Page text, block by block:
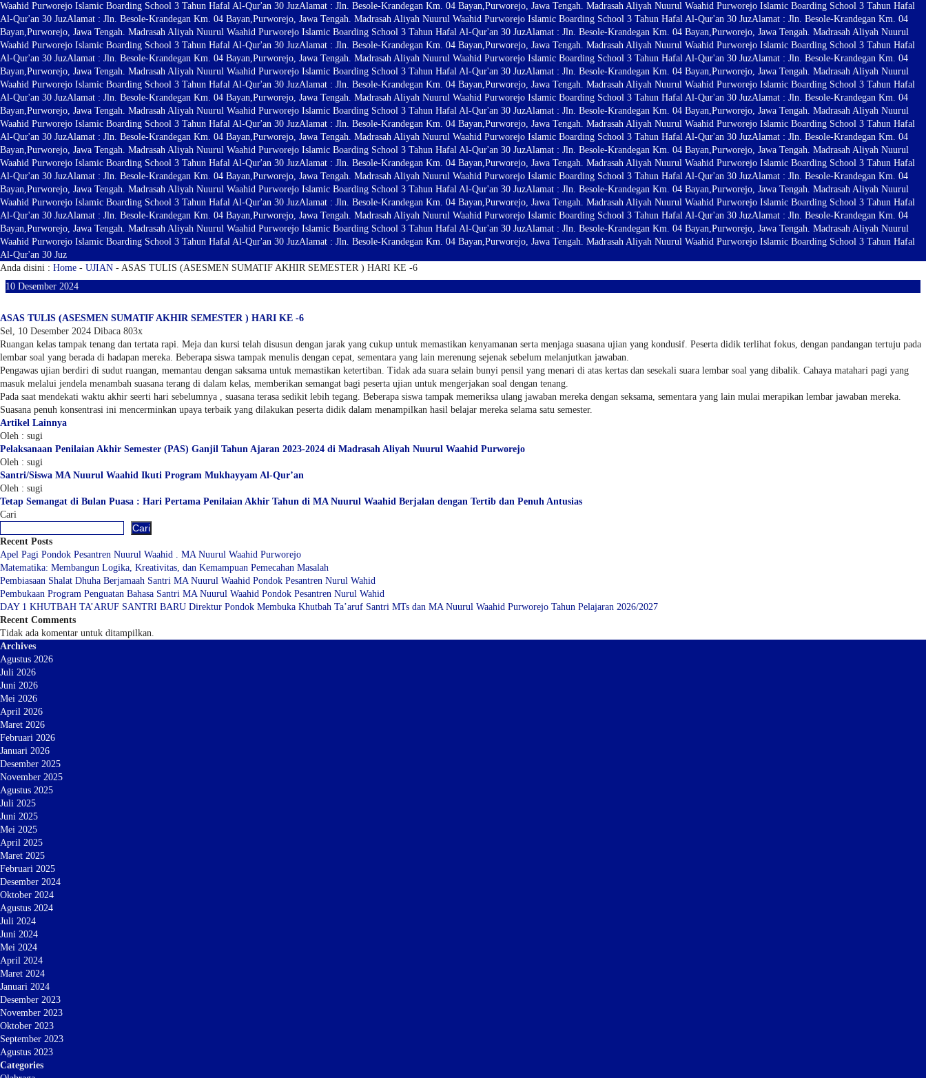
Waahid Purworejo Islamic Boarding School 3 Tahun Hafal Al-Qur'an 30 JuzAlamat : Jln. Besole-Krandegan Km. 04 Bayan,Purworejo, Jawa Tengah. Madrasah Aliyah Nuurul Waahid Purworejo Islamic Boarding School 3 Tahun Hafal
Al-Qur'an 30 JuzAlamat : Jln. Besole-Krandegan Km. 04 Bayan,Purworejo, Jawa Tengah. Madrasah Aliyah Nuurul Waahid Purworejo Islamic Boarding School 3 Tahun Hafal Al-Qur'an 30 JuzAlamat : Jln. Besole-Krandegan Km. 04
Bayan,Purworejo, Jawa Tengah. Madrasah Aliyah Nuurul Waahid Purworejo Islamic Boarding School 3 Tahun Hafal Al-Qur'an 30 JuzAlamat : Jln. Besole-Krandegan Km. 04 Bayan,Purworejo, Jawa Tengah. Madrasah Aliyah Nuurul
Waahid Purworejo Islamic Boarding School 3 Tahun Hafal Al-Qur'an 30 JuzAlamat : Jln. Besole-Krandegan Km. 04 Bayan,Purworejo, Jawa Tengah. Madrasah Aliyah Nuurul Waahid Purworejo Islamic Boarding School 3 Tahun Hafal
Al-Qur'an 30 JuzAlamat : Jln. Besole-Krandegan Km. 04 Bayan,Purworejo, Jawa Tengah. Madrasah Aliyah Nuurul Waahid Purworejo Islamic Boarding School 3 Tahun Hafal Al-Qur'an 30 JuzAlamat : Jln. Besole-Krandegan Km. 04
Bayan,Purworejo, Jawa Tengah. Madrasah Aliyah Nuurul Waahid Purworejo Islamic Boarding School 3 Tahun Hafal Al-Qur'an 30 JuzAlamat : Jln. Besole-Krandegan Km. 04 Bayan,Purworejo, Jawa Tengah. Madrasah Aliyah Nuurul
Waahid Purworejo Islamic Boarding School 3 Tahun Hafal Al-Qur'an 30 JuzAlamat : Jln. Besole-Krandegan Km. 04 Bayan,Purworejo, Jawa Tengah. Madrasah Aliyah Nuurul Waahid Purworejo Islamic Boarding School 3 Tahun Hafal
Al-Qur'an 30 JuzAlamat : Jln. Besole-Krandegan Km. 04 Bayan,Purworejo, Jawa Tengah. Madrasah Aliyah Nuurul Waahid Purworejo Islamic Boarding School 3 Tahun Hafal Al-Qur'an 30 JuzAlamat : Jln. Besole-Krandegan Km. 04
Bayan,Purworejo, Jawa Tengah. Madrasah Aliyah Nuurul Waahid Purworejo Islamic Boarding School 3 Tahun Hafal Al-Qur'an 30 JuzAlamat : Jln. Besole-Krandegan Km. 04 Bayan,Purworejo, Jawa Tengah. Madrasah Aliyah Nuurul
Waahid Purworejo Islamic Boarding School 3 Tahun Hafal Al-Qur'an 30 JuzAlamat : Jln. Besole-Krandegan Km. 04 Bayan,Purworejo, Jawa Tengah. Madrasah Aliyah Nuurul Waahid Purworejo Islamic Boarding School 3 Tahun Hafal
Al-Qur'an 30 JuzAlamat : Jln. Besole-Krandegan Km. 04 Bayan,Purworejo, Jawa Tengah. Madrasah Aliyah Nuurul Waahid Purworejo Islamic Boarding School 3 Tahun Hafal Al-Qur'an 30 JuzAlamat : Jln. Besole-Krandegan Km. 04
Bayan,Purworejo, Jawa Tengah. Madrasah Aliyah Nuurul Waahid Purworejo Islamic Boarding School 3 Tahun Hafal Al-Qur'an 30 JuzAlamat : Jln. Besole-Krandegan Km. 04 Bayan,Purworejo, Jawa Tengah. Madrasah Aliyah Nuurul
Waahid Purworejo Islamic Boarding School 3 Tahun Hafal Al-Qur'an 30 JuzAlamat : Jln. Besole-Krandegan Km. 04 Bayan,Purworejo, Jawa Tengah. Madrasah Aliyah Nuurul Waahid Purworejo Islamic Boarding School 3 Tahun Hafal
Al-Qur'an 30 JuzAlamat : Jln. Besole-Krandegan Km. 04 Bayan,Purworejo, Jawa Tengah. Madrasah Aliyah Nuurul Waahid Purworejo Islamic Boarding School 3 Tahun Hafal Al-Qur'an 30 JuzAlamat : Jln. Besole-Krandegan Km. 04
Bayan,Purworejo, Jawa Tengah. Madrasah Aliyah Nuurul Waahid Purworejo Islamic Boarding School 3 Tahun Hafal Al-Qur'an 30 JuzAlamat : Jln. Besole-Krandegan Km. 04 Bayan,Purworejo, Jawa Tengah. Madrasah Aliyah Nuurul
Waahid Purworejo Islamic Boarding School 3 Tahun Hafal Al-Qur'an 30 JuzAlamat : Jln. Besole-Krandegan Km. 04 Bayan,Purworejo, Jawa Tengah. Madrasah Aliyah Nuurul Waahid Purworejo Islamic Boarding School 3 Tahun Hafal
Al-Qur'an 30 JuzAlamat : Jln. Besole-Krandegan Km. 04 Bayan,Purworejo, Jawa Tengah. Madrasah Aliyah Nuurul Waahid Purworejo Islamic Boarding School 3 Tahun Hafal Al-Qur'an 30 JuzAlamat : Jln. Besole-Krandegan Km. 04
Bayan,Purworejo, Jawa Tengah. Madrasah Aliyah Nuurul Waahid Purworejo Islamic Boarding School 3 Tahun Hafal Al-Qur'an 30 JuzAlamat : Jln. Besole-Krandegan Km. 04 Bayan,Purworejo, Jawa Tengah. Madrasah Aliyah Nuurul
Waahid Purworejo Islamic Boarding School 3 Tahun Hafal Al-Qur'an 30 JuzAlamat : Jln. Besole-Krandegan Km. 04 Bayan,Purworejo, Jawa Tengah. Madrasah Aliyah Nuurul Waahid Purworejo Islamic Boarding School 3 Tahun Hafal
Al-Qur'an 30 Juz
Anda disini : Home - UJIAN - ASAS TULIS (ASESMEN SUMATIF AKHIR SEMESTER ) HARI KE -6
10 Desember 2024
ASAS TULIS (ASESMEN SUMATIF AKHIR SEMESTER ) HARI KE -6
Sel, 10 Desember 2024 Dibaca 803x
Ruangan kelas tampak tenang dan tertata rapi. Meja dan kursi telah disusun dengan jarak yang cukup untuk memastikan kenyamanan serta menjaga suasana ujian yang kondusif. Peserta didik terlihat fokus, dengan pandangan tertuju pada
lembar soal yang berada di hadapan mereka. Beberapa siswa tampak menulis dengan cepat, sementara yang lain merenung sejenak sebelum melanjutkan jawaban.
Pengawas ujian berdiri di sudut ruangan, memantau dengan saksama untuk memastikan ketertiban. Tidak ada suara selain bunyi pensil yang menari di atas kertas dan sesekali suara lembar soal yang dibalik. Cahaya matahari pagi yang
masuk melalui jendela menambah suasana terang di dalam kelas, memberikan semangat bagi peserta ujian untuk mengerjakan soal dengan tenang.
Pada saat mendekati waktu akhir seerti hari sebelumnya , suasana terasa sedikit lebih tegang. Beberapa siswa tampak memeriksa ulang jawaban mereka dengan seksama, sementara yang lain mulai merapikan lembar jawaban mereka.
Suasana penuh konsentrasi ini mencerminkan upaya terbaik yang dilakukan peserta didik dalam menampilkan hasil belajar mereka selama satu semester.
Artikel Lainnya
Oleh : sugi
Pelaksanaan Penilaian Akhir Semester (PAS) Ganjil Tahun Ajaran 2023-2024 di Madrasah Aliyah Nuurul Waahid Purworejo
Oleh : sugi
Santri/Siswa MA Nuurul Waahid Ikuti Program Mukhayyam Al-Qur’an
Oleh : sugi
Tetap Semangat di Bulan Puasa : Hari Pertama Penilaian Akhir Tahun di MA Nuurul Waahid Berjalan dengan Tertib dan Penuh Antusias
Cari
Cari
Recent Posts
Apel Pagi Pondok Pesantren Nuurul Waahid . MA Nuurul Waahid Purworejo
Matematika: Membangun Logika, Kreativitas, dan Kemampuan Pemecahan Masalah
Pembiasaan Shalat Dhuha Berjamaah Santri MA Nuurul Waahid Pondok Pesantren Nurul Wahid
Pembukaan Program Penguatan Bahasa Santri MA Nuurul Waahid Pondok Pesantren Nurul Wahid
DAY 1 KHUTBAH TA’ARUF SANTRI BARU Direktur Pondok Membuka Khutbah Ta’aruf Santri MTs dan MA Nuurul Waahid Purworejo Tahun Pelajaran 2026/2027
Recent Comments
Tidak ada komentar untuk ditampilkan.
Archives
Agustus 2026
Juli 2026
Juni 2026
Mei 2026
April 2026
Maret 2026
Februari 2026
Januari 2026
Desember 2025
November 2025
Agustus 2025
Juli 2025
Juni 2025
Mei 2025
April 2025
Maret 2025
Februari 2025
Desember 2024
Oktober 2024
Agustus 2024
Juli 2024
Juni 2024
Mei 2024
April 2024
Maret 2024
Januari 2024
Desember 2023
November 2023
Oktober 2023
September 2023
Agustus 2023
Categories